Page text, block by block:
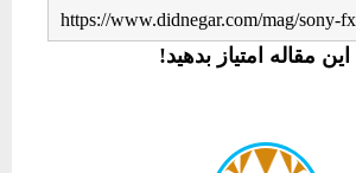
این مقاله امتیاز بدهید!